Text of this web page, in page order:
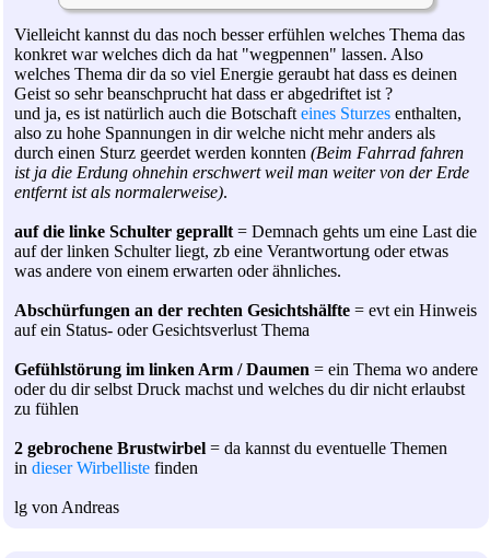
Vielleicht kannst du das noch besser erfühlen welches Thema das
konkret war welches dich da hat "wegpennen" lassen. Also
welches Thema dir da so viel Energie geraubt hat dass es deinen
Geist so sehr beanschprucht hat dass er abgedriftet ist ?
und ja, es ist natürlich auch die Botschaft eines Sturzes enthalten,
also zu hohe Spannungen in dir welche nicht mehr anders als
durch einen Sturz geerdet werden konnten (Beim Fahrrad fahren
ist ja die Erdung ohnehin erschwert weil man weiter von der Erde
entfernt ist als normalerweise).
auf die linke Schulter geprallt = Demnach gehts um eine Last die
auf der linken Schulter liegt, zb eine Verantwortung oder etwas
was andere von einem erwarten oder ähnliches.
Abschürfungen an der rechten Gesichtshälfte = evt ein Hinweis
auf ein Status- oder Gesichtsverlust Thema
Gefühlstörung im linken Arm / Daumen = ein Thema wo andere
oder du dir selbst Druck machst und welches du dir nicht erlaubst
zu fühlen
2 gebrochene Brustwirbel = da kannst du eventuelle Themen
in dieser Wirbelliste finden
lg von Andreas